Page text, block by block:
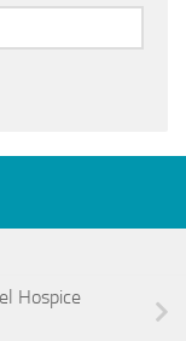
Hospice